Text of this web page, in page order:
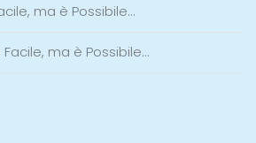
ma è Possibile…
Facile, ma è Possibile…